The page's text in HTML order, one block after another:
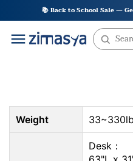
to
content
📚 Back to School Sale —
Weight 33~330lb
Desk：